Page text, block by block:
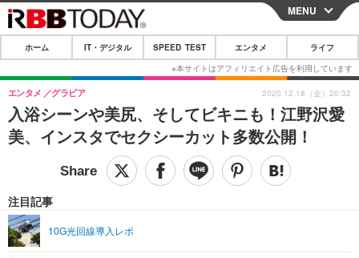
CLOSE
ホーム
IT・デジタル
IT・デジタルTOP スマートフォン
ショッピング その他
SPEED TEST
エンタメTOP 映画・ドラマ
ライフTOP
リリース一覧
MENU
ホーム IT・デジタル SPEED TEST エンタメ ライフ
入浴シーンや美尻、そしてビキニも！江野沢愛
美、インスタでセクシーカット多数公開！
エンタメ グラビア
注目記事
10G光回線導入レポ
2020.12.18（金）20:32